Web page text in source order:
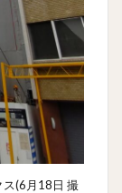
ス(6月18日 撮